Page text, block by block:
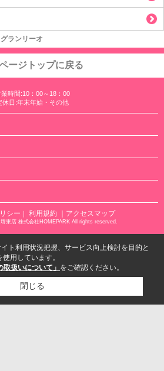
グランリーオ
ージトップに戻る
業時間:10：00～18：00
休日:年末年始・その他
シー 利用規約 ｜アクセスマップ
東店 株式会社HOMEPARK All rights reserved.
ト利用状況把握、サービス向上検討を目的と
用しています。
取扱いについて」 をご確認ください。
閉じる